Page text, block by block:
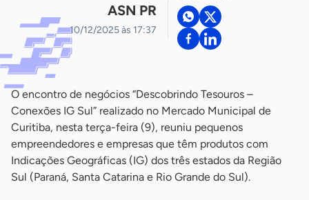
ASN PR
10/12/2025 às 17:37
O encontro de negócios “Descobrindo Tesouros –
Conexões IG Sul” realizado no Mercado Municipal de
Curitiba, nesta terça-feira (9), reuniu pequenos
empreendedores e empresas que têm produtos com
Indicações Geográficas (IG) dos três estados da Região
Sul (Paraná, Santa Catarina e Rio Grande do Sul).